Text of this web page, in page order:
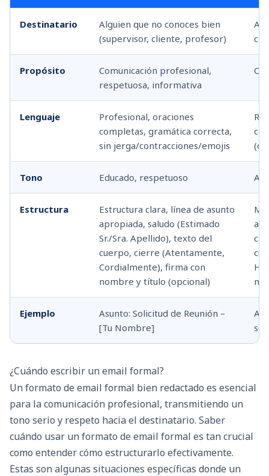
Destinatario
Alguien que no conoces bien
(supervisor, cliente, profesor)
Propósito
Comunicación profesional,
respetuosa, informativa
Lenguaje
Profesional, oraciones
completas, gramática correcta,
sin jerga/contracciones/emojis
Tono Educado, respetuoso
Estructura
Estructura clara, línea de asunto
apropiada, saludo (Estimado
Sr./Sra. Apellido), texto del
cuerpo, cierre (Atentamente,
Cordialmente), firma con
nombre y título (opcional)
Ejemplo
Asunto: Solicitud de Reunión –
[Tu Nombre]
¿Cuándo escribir un email formal?
Un formato de email formal bien redactado es esencial
para la comunicación profesional, transmitiendo un
tono serio y respeto hacia el destinatario. Saber
cuándo usar un formato de email formal es tan crucial
como entender cómo estructurarlo efectivamente.
Estas son algunas situaciones específicas donde un